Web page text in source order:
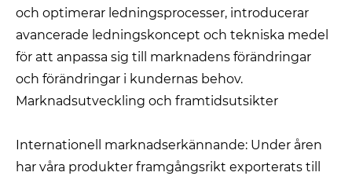
och optimerar ledningsprocesser, introducerar
avancerade ledningskoncept och tekniska medel
för att anpassa sig till marknadens förändringar
och förändringar i kundernas behov.
Marknadsutveckling och framtidsutsikter
Internationell marknadserkännande: Under åren
har våra produkter framgångsrikt exporterats till